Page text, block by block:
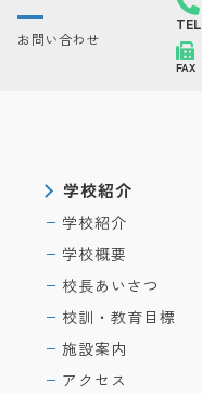
お問い合わせ
TEL
FAX
学校紹介
学校紹介
学校概要
校長あいさつ
校訓・教育目標
施設案内
アクセス